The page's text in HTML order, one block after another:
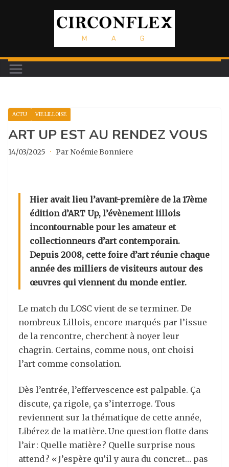
ACTU VIE LILLOISE
ART UP EST AU RENDEZ VOUS
14/03/2025 · Par Noémie Bonniere
Hier avait lieu l’avant-première de la 17ème
édition d’ART Up, l’évènement lillois
incontournable pour les amateur et
collectionneurs d’art contemporain.
Depuis 2008, cette foire d’art réunie chaque
année des milliers de visiteurs autour des
œuvres qui viennent du monde entier.
Le match du LOSC vient de se terminer. De
nombreux Lillois, encore marqués par l’issue
de la rencontre, cherchent à noyer leur
chagrin. Certains, comme nous, ont choisi
l’art comme consolation.
Dès l’entrée, l’effervescence est palpable. Ça
discute, ça rigole, ça s’interroge. Tous
reviennent sur la thématique de cette année,
Libérez de la matière. Une question flotte dans
l’air : Quelle matière ? Quelle surprise nous
attend ? « J’espère qu’il y aura du concret… pas